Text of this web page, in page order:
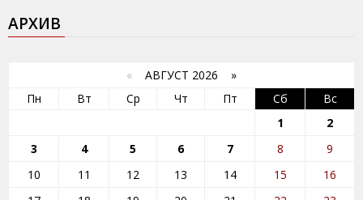
АРХИВ
« АВГУСТ 2026 »
Пн
Вт Ср Чт Пт Сб
Вс
1
2
3
4 5 6 7 8
9
10
11 12 13 14 15
16